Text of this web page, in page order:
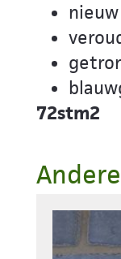
nieuw
72stm2